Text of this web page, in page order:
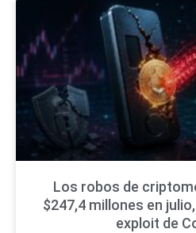
Los robos de
$247,4 millones en
exploit de